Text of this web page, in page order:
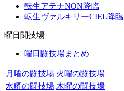
転生アテナNON降臨
転生ヴァルキリーCIEL降臨
曜日闘技場
曜日闘技場まとめ
月曜の闘技場 火曜の闘技場
水曜の闘技場 木曜の闘技場